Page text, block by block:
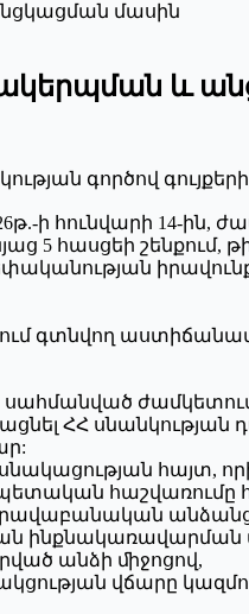
մասին
և
գործով
ի հունվարի 14-ին,
5 հասցեի շենքում,
գտնվող
սահմանված
ՀՀ
հայտ,
պետական
անձի ﬕջոցով,
վճարը կազմում